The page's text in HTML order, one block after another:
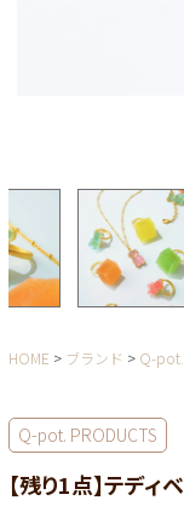
HOME ブランド Q-pot.
Q-pot. PRODUCTS
【残り1点】テディ